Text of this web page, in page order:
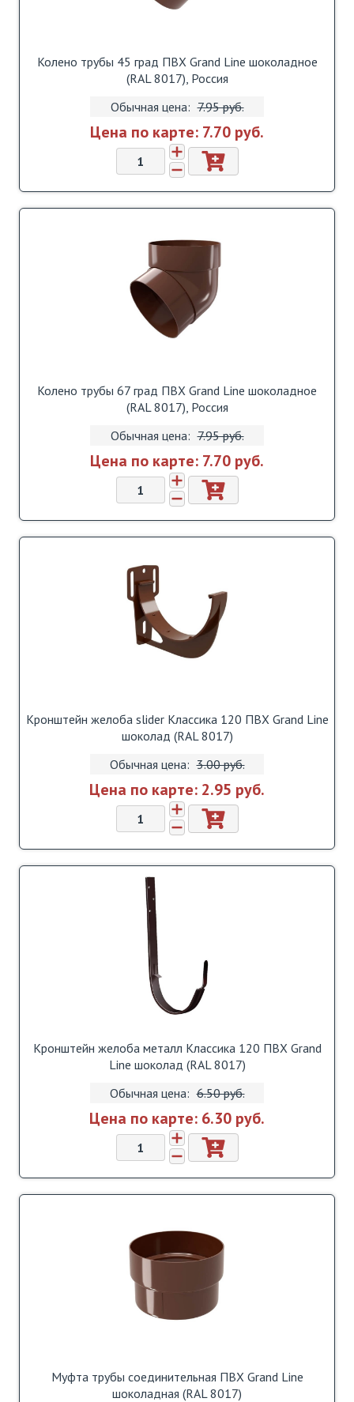
Колено трубы 45 град ПВХ Grand Line шоколадное
(RAL 8017), Россия
Обычная цена: 7.95 pуб.
Цена по карте: 7.70 pуб.
Колено трубы 67 град ПВХ Grand Line шоколадное
(RAL 8017), Россия
Обычная цена: 7.95 pуб.
Цена по карте: 7.70 pуб.
Кронштейн желоба slider Классика 120 ПВХ Grand Line
шоколад (RAL 8017)
Обычная цена: 3.00 pуб.
Цена по карте: 2.95 pуб.
Кронштейн желоба металл Классика 120 ПВХ Grand
Line шоколад (RAL 8017)
Обычная цена: 6.50 pуб.
Цена по карте: 6.30 pуб.
Муфта трубы соединительная ПВХ Grand Line
шоколадная (RAL 8017)